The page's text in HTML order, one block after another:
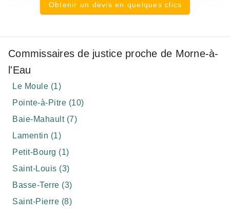
Obtenir un devis en quelques clics
Commissaires de justice proche de Morne-à-
l'Eau
Le Moule (1)
Pointe-à-Pitre (10)
Baie-Mahault (7)
Lamentin (1)
Petit-Bourg (1)
Saint-Louis (3)
Basse-Terre (3)
Saint-Pierre (8)